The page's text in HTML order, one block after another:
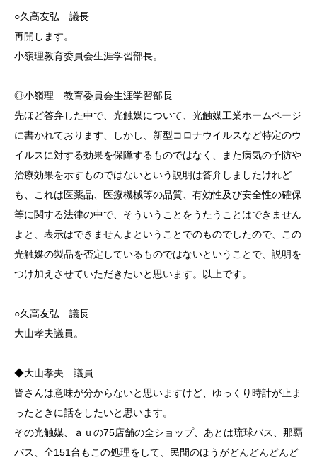
○久高友弘 議長
再開します。
小嶺理教育委員会生涯学習部長。
◎小嶺理 教育委員会生涯学習部長
先ほど答弁した中で、光触媒について、光触媒工業ホームページ
に書かれております、しかし、新型コロナウイルスなど特定のウ
イルスに対する効果を保障するものではなく、また病気の予防や
治療効果を示すものではないという説明は答弁しましたけれど
も、これは医薬品、医療機械等の品質、有効性及び安全性の確保
等に関する法律の中で、そういうことをうたうことはできません
よと、表示はできませんよということでのものでしたので、この
光触媒の製品を否定しているものではないということで、説明を
つけ加えさせていただきたいと思います。以上です。
○久高友弘 議長
大山孝夫議員。
◆大山孝夫 議員
皆さんは意味が分からないと思いますけど、ゆっくり時計が止ま
ったときに話をしたいと思います。
その光触媒、ａｕの75店舗の全ショップ、あとは琉球バス、那覇
バス、全151台もこの処理をして、民間のほうがどんどんどんど